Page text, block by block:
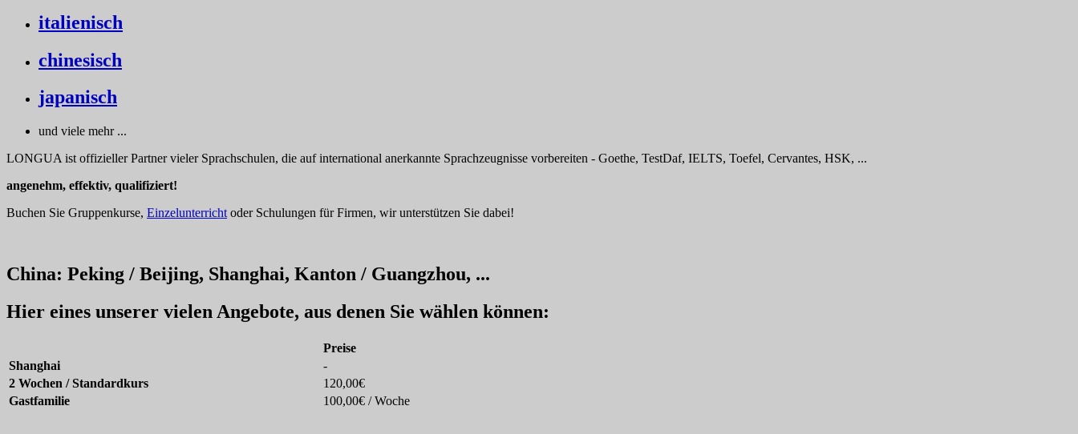
italienisch
chinesisch
japanisch
und viele mehr ...
LONGUA ist offizieller Partner vieler Sprachschulen, die auf international anerkannte Sprachzeugnisse vorbereiten - Goethe, TestDaf, IELTS, Toefel, Cervantes, HSK, ...
angenehm, effektiv, qualifiziert!
Buchen Sie Gruppenkurse, Einzelunterricht oder Schulungen für Firmen, wir unterstützen Sie dabei!
China: Peking / Beijing, Shanghai, Kanton / Guangzhou, ...
Hier eines unserer vielen Angebote, aus denen Sie wählen können:
Preise
Shanghai
-
2 Wochen / Standardkurs
120,00€
Gastfamilie
100,00€ / Woche